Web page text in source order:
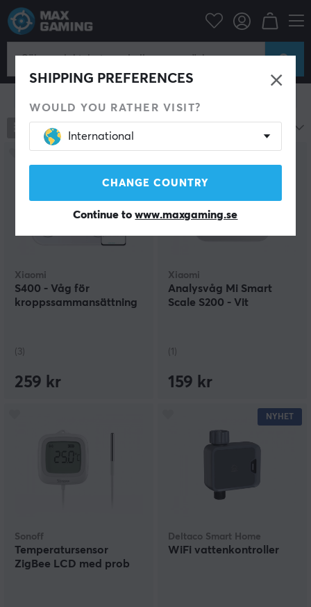
SHIPPING PREFERENCES
WOULD YOU RATHER VISIT?
International
CHANGE COUNTRY
Continue towww.maxgaming.se
Hem & Fritid Övriga utrustning
Övriga utrustning för Smarta Hem
Xiaomi
S400 - Våg för
kroppssammansättning
(3)
259 kr
Xiaomi
Analysvåg Mi Smart
Scale S200 - Vit
(1)
159 kr
Sonoff
Temperatursensor
ZigBee LCD med prob
NYHET
Deltaco Smart Home
WiFi vattenkontroller